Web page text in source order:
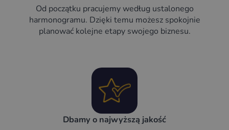
Od początku pracujemy według ustalonego
harmonogramu. Dzięki temu możesz spokojnie
planować kolejne etapy swojego biznesu.
Dbamy o najwyższą jakość